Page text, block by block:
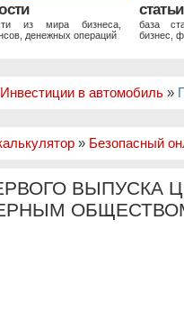
из мира бизнеса,
денежных операций
статьи
база
бизнес,
Инвестиции в автомобиль »
» Безопасный
ВЫПУСКА